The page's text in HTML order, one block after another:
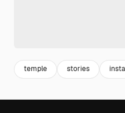
temple stories